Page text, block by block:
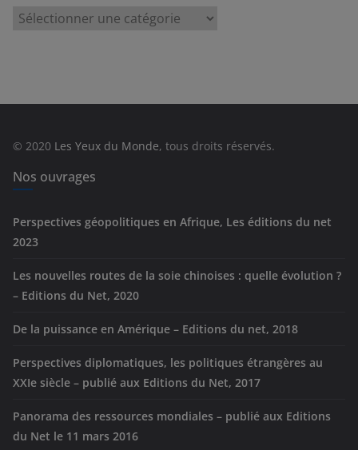
e
s
© 2020 Les Yeux du Monde, tous droits réservés.
Nos ouvrages
Perspectives géopolitiques en Afrique, Les éditions du net
2023
Les nouvelles routes de la soie chinoises : quelle évolution ?
– Editions du Net, 2020
De la puissance en Amérique – Editions du net, 2018
Perspectives diplomatiques, les politiques étrangères au
XXIe siècle – publié aux Editions du Net, 2017
Panorama des ressources mondiales – publié aux Editions
du Net le 11 mars 2016